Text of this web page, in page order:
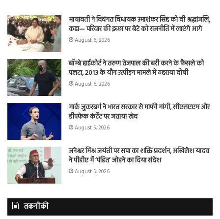
मायावती ने दिवंगत विधायक उमाशंकर सिंह को दी श्रद्धांजलि,
कहा— परिवार की इच्छा पर बेटे को राजनीति में लाएंगे आगे
August 6, 2026
बॉम्बे हाईकोर्ट ने तरुण तेजपाल की बरी करने के फैसले को
पलटा, 2013 के यौन उत्पीड़न मामले में ठहराया दोषी
August 6, 2026
मार्क जुकरबर्ग ने भारत सरकार से माफी मांगी, सीएसएएम और
डीपफेक कंटेंट पर जताया खेद
August 5, 2026
जनेश्वर मिश्र जयंती पर सपा का शक्ति प्रदर्शन, अखिलेश यादव
ने पीडीए में ‘पंडित’ जोड़ने का दिया संदेश
August 5, 2026
तकनीकी